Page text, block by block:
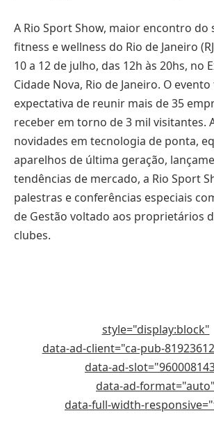
A Rio Sport Show, maior encontro do
fitness e wellness do Rio de Janeiro
10 a 12 de julho, das 12h às 20hs, no
Cidade Nova, Rio de Janeiro. O
expectativa de reunir mais de 35
receber em torno de 3 mil visitantes.
novidades em tecnologia de ponta,
aparelhos de última geração,
tendências de mercado, a Rio Sport
palestras e conferências especiais
de Gestão voltado aos proprietários
clubes.
style="display:block"
data-ad-client="ca-pub-
data-ad-
data-ad-format="auto"
data-full-width-